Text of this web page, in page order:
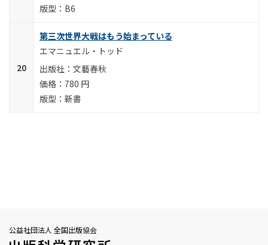
B6
第三次世界大戦はもう始まっている
エマニュエル・トッド
文藝春秋
780 円
新書
公益社団法人 全国出版協会